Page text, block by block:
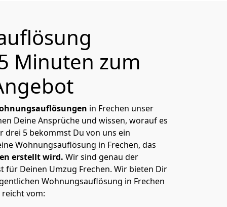
Minuten zum
in Frechen unser
Deine Ansprüche und wissen, worauf es
5 bekommst Du von uns ein
Wohnungsauflösung in Frechen, das
erstellt wird. Wir sind genau der
für Deinen Umzug Frechen. Wir bieten Dir
Wohnungsauflösung in Frechen
vom: